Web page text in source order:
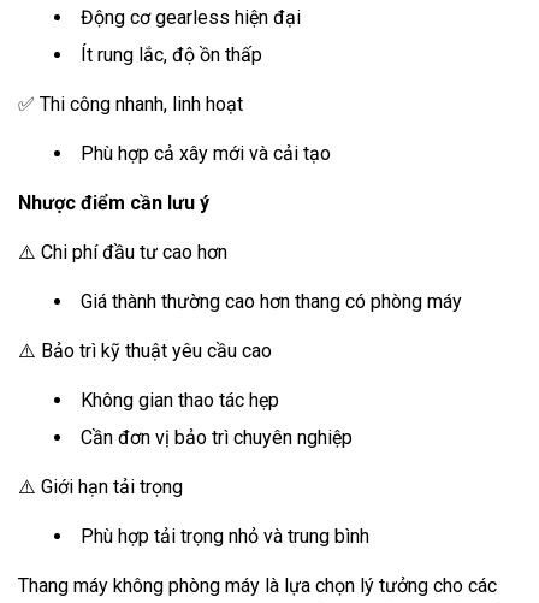
Động cơ gearless hiện đại
Ít rung lắc, độ ồn thấp
✅ Thi công nhanh, linh hoạt
Phù hợp cả xây mới và cải tạo
Nhược điểm cần lưu ý
⚠️ Chi phí đầu tư cao hơn
Giá thành thường cao hơn thang có phòng máy
⚠️ Bảo trì kỹ thuật yêu cầu cao
Không gian thao tác hẹp
Cần đơn vị bảo trì chuyên nghiệp
⚠️ Giới hạn tải trọng
Phù hợp tải trọng nhỏ và trung bình
Thang máy không phòng máy là lựa chọn lý tưởng cho các